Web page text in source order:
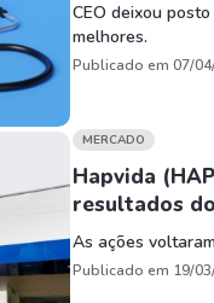
CEO deixou
melhores.
Publicado em 07/
MERCADO
Hapvida
resultados
As ações
Publicado em 19/